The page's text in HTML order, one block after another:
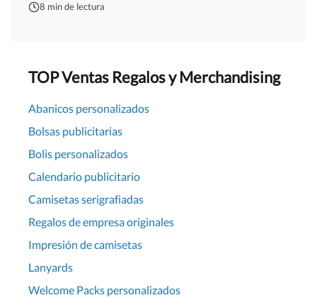
8 min de lectura
TOP Ventas Regalos y Merchandising
Abanicos personalizados
Bolsas publicitarias
Bolis personalizados
Calendario publicitario
Camisetas serigrafiadas
Regalos de empresa originales
Impresión de camisetas
Lanyards
Welcome Packs personalizados